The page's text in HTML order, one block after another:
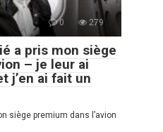
0 279
a pris mon siège
– je leur ai
j’en ai fait un
siège premium dans l’avion